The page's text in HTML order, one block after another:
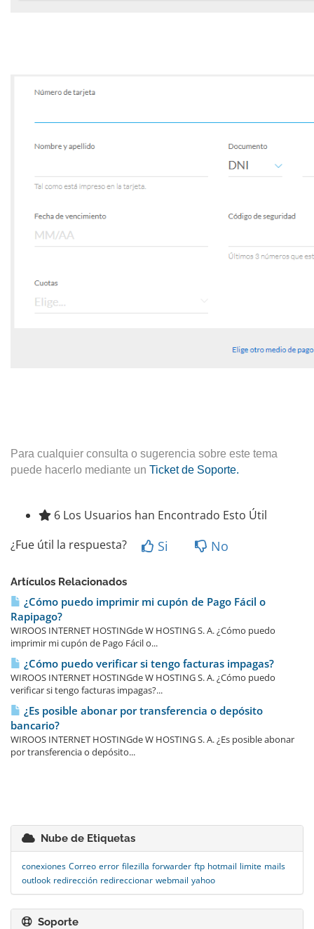
Para cualquier consulta o sugerencia sobre este tema
puede hacerlo mediante un Ticket de Soporte.
6 Los Usuarios han Encontrado Esto Útil
¿Fue útil la respuesta?
Si No
Artículos Relacionados
¿Cómo puedo imprimir mi cupón de Pago Fácil o
Rapipago?
WIROOS INTERNET HOSTINGde W HOSTING S. A. ¿Cómo puedo
imprimir mi cupón de Pago Fácil o...
¿Cómo puedo verificar si tengo facturas impagas?
WIROOS INTERNET HOSTINGde W HOSTING S. A. ¿Cómo puedo
verificar si tengo facturas impagas?...
¿Es posible abonar por transferencia o depósito
bancario?
WIROOS INTERNET HOSTINGde W HOSTING S. A. ¿Es posible abonar
por transferencia o depósito...
Nube de Etiquetas
conexiones Correo error filezilla forwarder ftp hotmail limite mails
outlook redirección redireccionar webmail yahoo
Soporte